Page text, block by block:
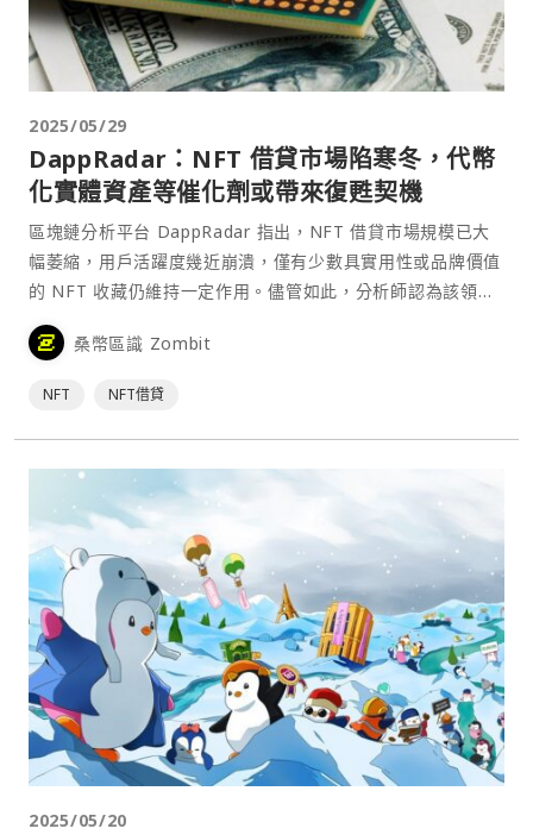
2025/05/29
DappRadar：NFT 借貸市場陷寒冬，代幣
化實體資產等催化劑或帶來復甦契機
區塊鏈分析平台 DappRadar 指出，NFT 借貸市場規模已大
幅萎縮，用戶活躍度幾近崩潰，僅有少數具實用性或品牌價值
的 NFT 收藏仍維持一定作用。儘管如此，分析師認為該領域
仍具潛力，若能引入如代幣化的房地產或收益型資產等鏈上
RWA，有望為市場提供更穩定、可信的抵⋯
桑幣區識 Zombit
NFT NFT借貸
2025/05/20